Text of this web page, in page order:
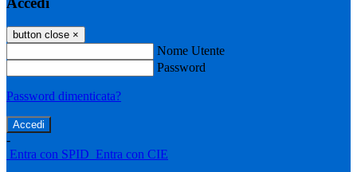
button close ×
Nome Utente
Password
Password dimenticata?
-
Entra con SPID Entra con CIE